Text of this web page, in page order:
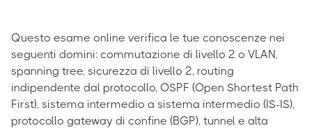
Questo esame online verifica le tue conoscenze nei
seguenti domini: commutazione di livello 2 o VLAN,
spanning tree, sicurezza di livello 2, routing
indipendente dal protocollo, OSPF (Open Shortest Path
First), sistema intermedio a sistema intermedio (IS-IS),
protocollo gateway di confine (BGP), tunnel e alta